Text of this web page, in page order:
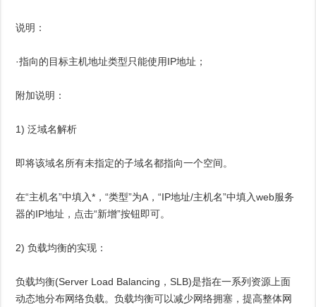
说明：
·指向的目标主机地址类型只能使用IP地址；
附加说明：
1) 泛域名解析
即将该域名所有未指定的子域名都指向一个空间。
在“主机名”中填入*，“类型”为A，“IP地址/主机名”中填入web服务
器的IP地址，点击“新增”按钮即可。
2) 负载均衡的实现：
负载均衡(Server Load Balancing，SLB)是指在一系列资源上面
动态地分布网络负载。负载均衡可以减少网络拥塞，提高整体网